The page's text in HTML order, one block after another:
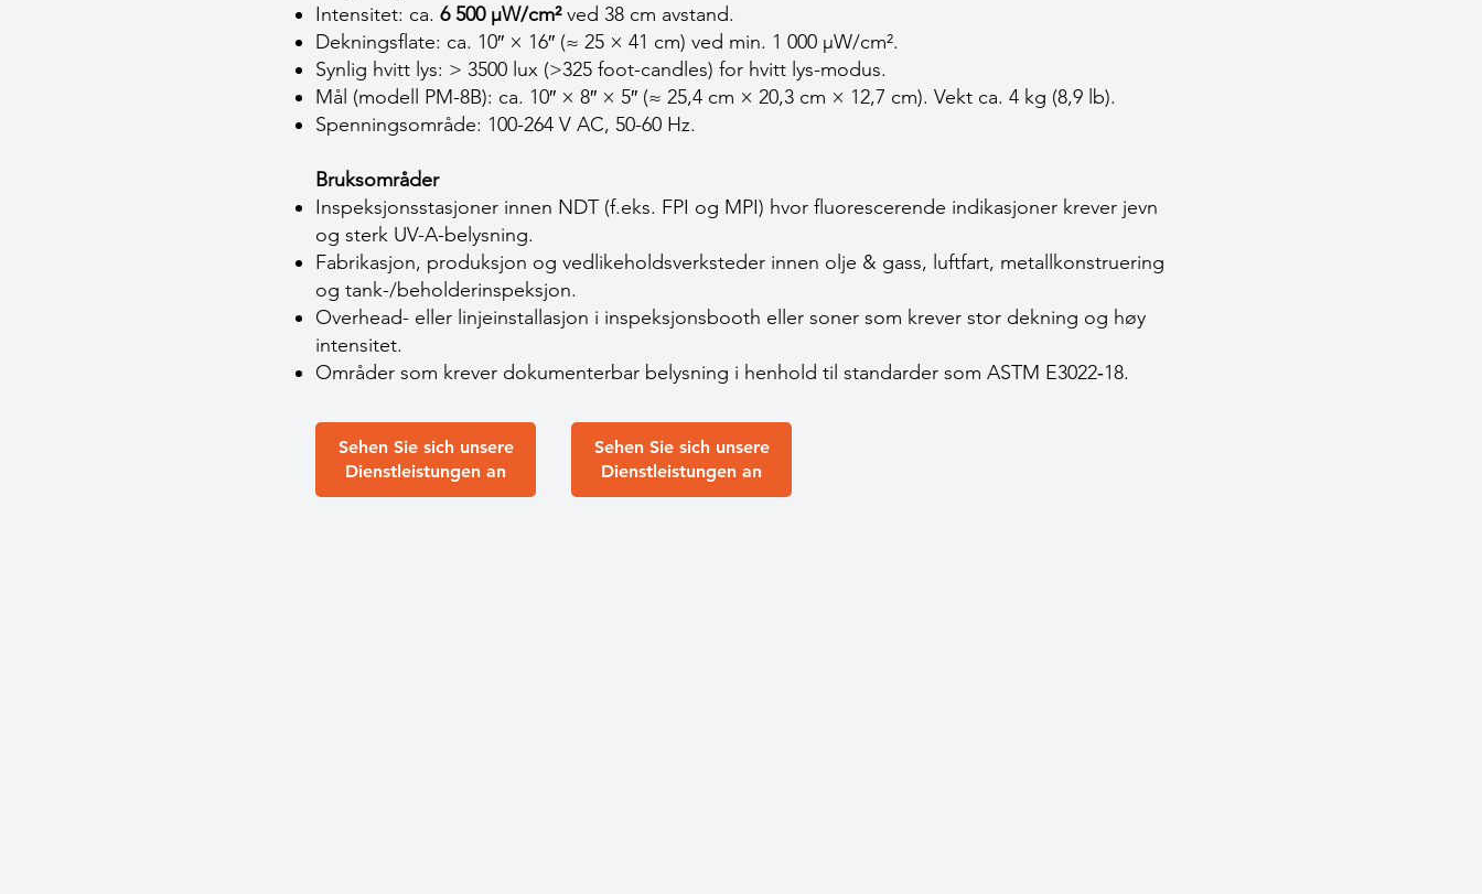
Intensitet: ca. 6 500 µW/cm²ved 38 cm avstand.
Dekningsflate: ca. 10″ × 16″ (≈ 25 × 41 cm) ved min. 1 000 µW/cm².
Synlig hvitt lys: > 3500 lux (>325 foot-candles) for hvitt lys-modus.
Mål (modell PM-8B): ca. 10″ × 8″ × 5″ (≈ 25,4 cm × 20,3 cm × 12,7 cm). Vekt ca. 4 kg (8,9 lb).
Spenningsområde: 100-264 V AC, 50-60 Hz.
Bruksområder
Inspeksjonsstasjoner innen NDT (f.eks. FPI og MPI) hvor fluorescerende indikasjoner krever jevn
og sterk UV-A-belysning.
Fabrikasjon, produksjon og vedlikeholdsverksteder innen olje & gass, luftfart, metallkonstruering
og tank-/beholderinspeksjon.
Overhead- eller linjeinstallasjon i inspeksjonsbooth eller soner som krever stor dekning og høy
intensitet.
Områder som krever dokumenterbar belysning i henhold til standarder som ASTM E3022‑18.
Sehen Sie sich unsere
Dienstleistungen an
Sehen Sie sich unsere
Dienstleistungen an